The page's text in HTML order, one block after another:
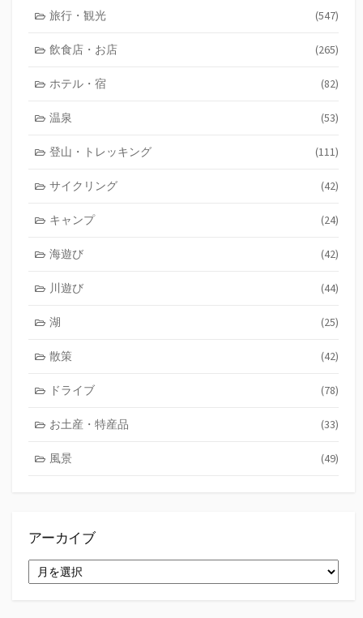
旅行・観光 (547)
飲食店・お店 (265)
ホテル・宿 (82)
温泉 (53)
登山・トレッキング (111)
サイクリング (42)
キャンプ (24)
海遊び (42)
川遊び (44)
湖 (25)
散策 (42)
ドライブ (78)
お土産・特産品 (33)
風景 (49)
アーカイブ
ー